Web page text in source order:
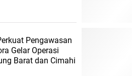
Pengawasan
Gelar Operasi
Barat dan Cimahi